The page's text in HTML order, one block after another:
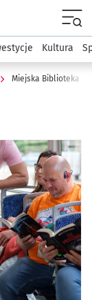
Kultura
Miejska Biblioteka